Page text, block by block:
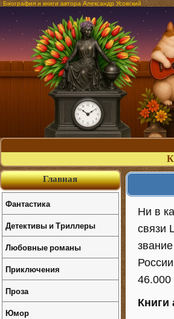
Биография и книги автора Александр Усовский
Ни в
связи
46.000
Книги
Главная
Фантастика
Детективы и Триллеры
Любовные романы
Приключения
Проза
Юмор